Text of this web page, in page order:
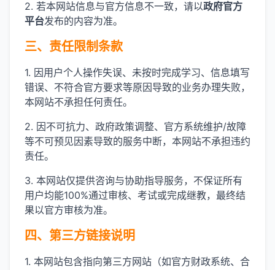
2. 若本网站信息与官方信息不一致，请以政府官方
平台发布的内容为准。
三、责任限制条款
1. 因用户个人操作失误、未按时完成学习、信息填写
错误、不符合官方要求等原因导致的业务办理失败，
本网站不承担任何责任。
2. 因不可抗力、政府政策调整、官方系统维护/故障
等不可预见因素导致的服务中断，本网站不承担违约
责任。
3. 本网站仅提供咨询与协助指导服务，不保证所有
用户均能100%通过审核、考试或完成继教，最终结
果以官方审核为准。
四、第三方链接说明
1. 本网站包含指向第三方网站（如官方财政系统、合